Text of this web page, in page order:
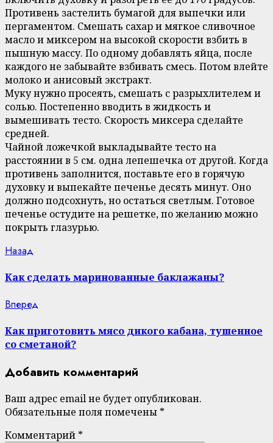
Противень застелить бумагой для выпечки или
пергаментом. Смешать сахар и мягкое сливочное
масло и миксером на высокой скорости взбить в
пышную массу. По одному добавлять яйца, после
каждого не забывайте взбивать смесь. Потом влейте
молоко и анисовый экстракт.
Муку нужно просеять, смешать с разрыхлителем и
солью. Постепенно вводить в жидкость и
вымешивать тесто. Скорость миксера сделайте
средней.
Чайной ложечкой выкладывайте тесто на
расстоянии в 5 см. одна лепешечка от другой. Когда
противень заполнится, поставьте его в горячую
духовку и выпекайте печенье десять минут. Оно
должно подсохнуть, но остаться светлым. Готовое
печенье остудите на решетке, по желанию можно
покрыть глазурью.
Continue
Reading
Назад
Как сделать маринованные баклажаны?
Вперед
Как приготовить мясо дикого кабана, тушенное
со сметаной?
Добавить комментарий
Ваш адрес email не будет опубликован.
Обязательные поля помечены *
Комментарий *